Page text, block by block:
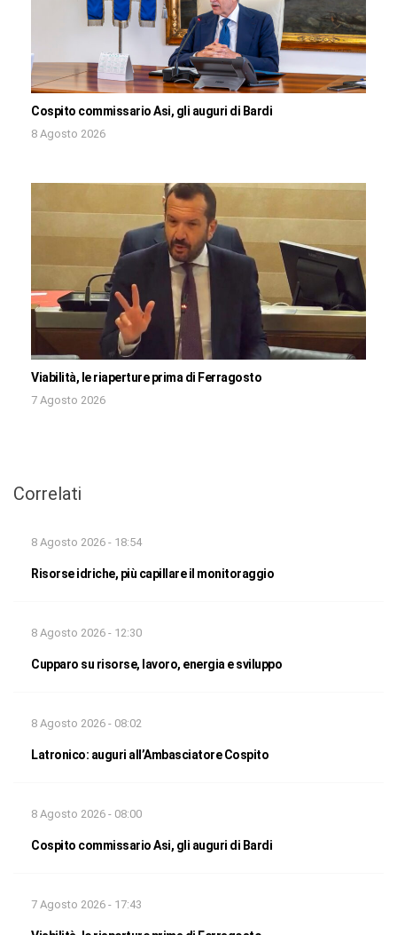
Cospito commissario Asi, gli auguri di Bardi
8 Agosto 2026
Viabilità, le riaperture prima di Ferragosto
7 Agosto 2026
Correlati
8 Agosto 2026 - 18:54
Risorse idriche, più capillare il monitoraggio
8 Agosto 2026 - 12:30
Cupparo su risorse, lavoro, energia e sviluppo
8 Agosto 2026 - 08:02
Latronico: auguri all’Ambasciatore Cospito
8 Agosto 2026 - 08:00
Cospito commissario Asi, gli auguri di Bardi
7 Agosto 2026 - 17:43